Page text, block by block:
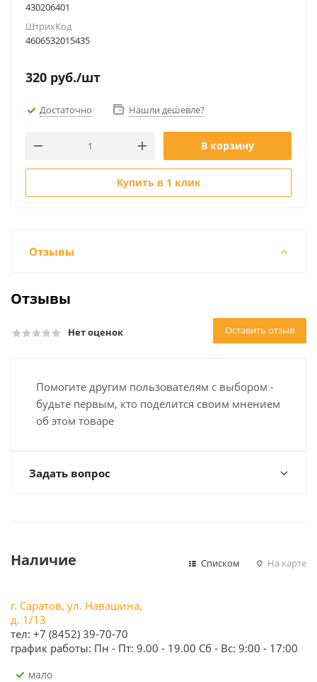
430206401
ШтрихКод
4606532015435
320 руб./шт
Достаточно Нашли дешевле?
В корзину
Купить в 1 клик
Отзывы
Отзывы
Нет оценок Оставить отзыв
Помогите другим пользователям с выбором -
будьте первым, кто поделится своим мнением
об этом товаре
Задать вопрос
Наличие Списком На карте
г. Саратов, ул. Навашина,
д. 1/13
тел: +7 (8452) 39-70-70
график работы: Пн - Пт: 9.00 - 19.00 Сб - Вс: 9:00 - 17:00
Мало